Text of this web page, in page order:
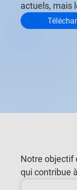
actuels, mais
Notre objectif
qui contribue